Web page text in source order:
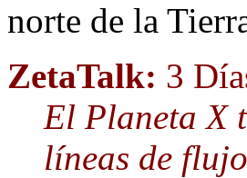
norte de la
ZetaTalk: 3
El Planeta X
líneas de